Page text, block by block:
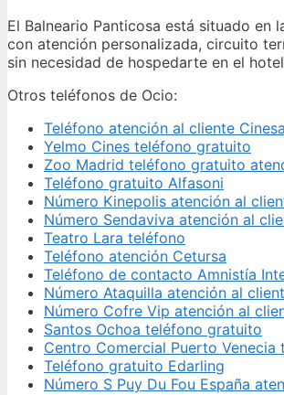
El Balneario Panticosa está situado en
con atención personalizada, circuito
sin necesidad de hospedarte en el
Otros teléfonos de Ocio:
Teléfono atención al cliente Cinesa
Yelmo Cines teléfono gratuito
Zoo Madrid teléfono gratuito
Teléfono gratuito Alfasoni
Número Kinepolis atención al
Número Sendaviva atención al
Teatro Lara teléfono
Teléfono atención Cetursa
Teléfono de contacto Amnistía
Número Ataquilla atención al
Número Cofre Vip atención al
Santos Ochoa teléfono gratuito
Centro Comercial Puerto
Teléfono gratuito Edarling
Número S Puy Du Fou España